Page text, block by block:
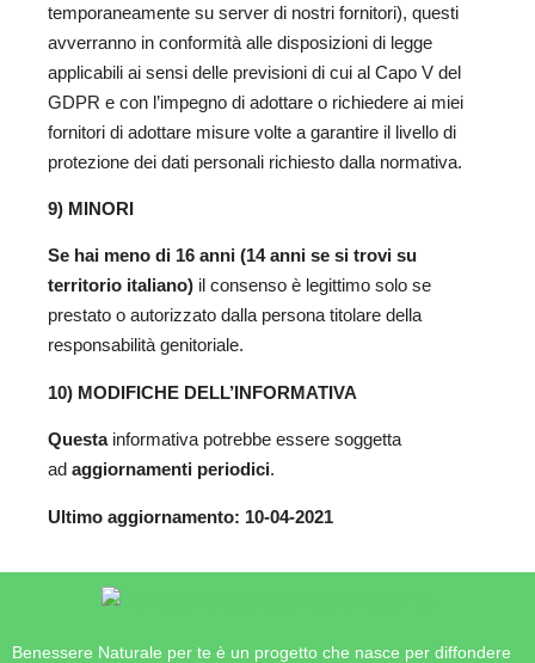
temporaneamente su server di nostri fornitori), questi
avverranno in conformità alle disposizioni di legge
applicabili ai sensi delle previsioni di cui al Capo V del
GDPR e con l’impegno di adottare o richiedere ai miei
fornitori di adottare misure volte a garantire il livello di
protezione dei dati personali richiesto dalla normativa.
9) MINORI
Se hai meno di 16 anni (14 anni se si trovi su
territorio italiano) il consenso è legittimo solo se
prestato o autorizzato dalla persona titolare della
responsabilità genitoriale.
10) MODIFICHE DELL’INFORMATIVA
Questa informativa potrebbe essere soggetta
ad aggiornamenti periodici.
Ultimo aggiornamento: 10-04-2021
Benessere Naturale per te è un progetto che nasce per diffondere